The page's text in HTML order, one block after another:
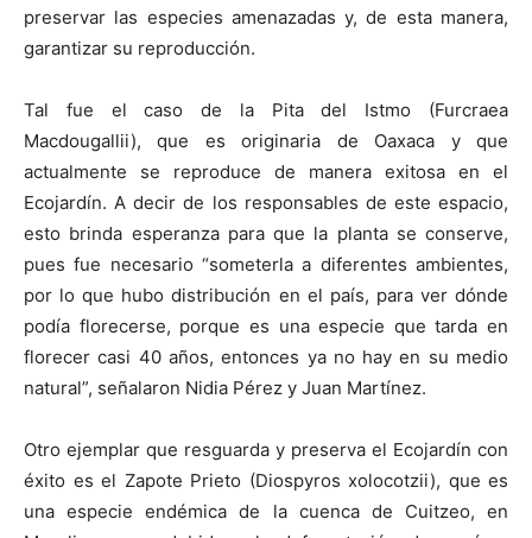
preservar las especies amenazadas y, de esta manera,
garantizar su reproducción.
Tal fue el caso de la Pita del Istmo (Furcraea
Macdougallii), que es originaria de Oaxaca y que
actualmente se reproduce de manera exitosa en el
Ecojardín. A decir de los responsables de este espacio,
esto brinda esperanza para que la planta se conserve,
pues fue necesario “someterla a diferentes ambientes,
por lo que hubo distribución en el país, para ver dónde
podía florecerse, porque es una especie que tarda en
florecer casi 40 años, entonces ya no hay en su medio
natural”, señalaron Nidia Pérez y Juan Martínez.
Otro ejemplar que resguarda y preserva el Ecojardín con
éxito es el Zapote Prieto (Diospyros xolocotzii), que es
una especie endémica de la cuenca de Cuitzeo, en